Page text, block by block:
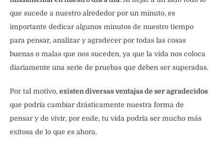
que sucede a nuestro alrededor por un minuto, es
importante dedicar algunos minutos de nuestro tiempo
para pensar, analizar y agradecer por todas las cosas
buenas o malas que nos suceden, ya que la vida nos coloca
diariamente una serie de pruebas que deben ser superadas.
Por tal motivo, existen diversas ventajas de ser agradecidos
que podría cambiar drásticamente nuestra forma de
pensar y de vivir, por ende, tu vida podría ser mucho más
exitosa de lo que es ahora.